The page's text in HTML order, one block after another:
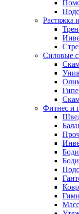
Силовые
Фитнес и